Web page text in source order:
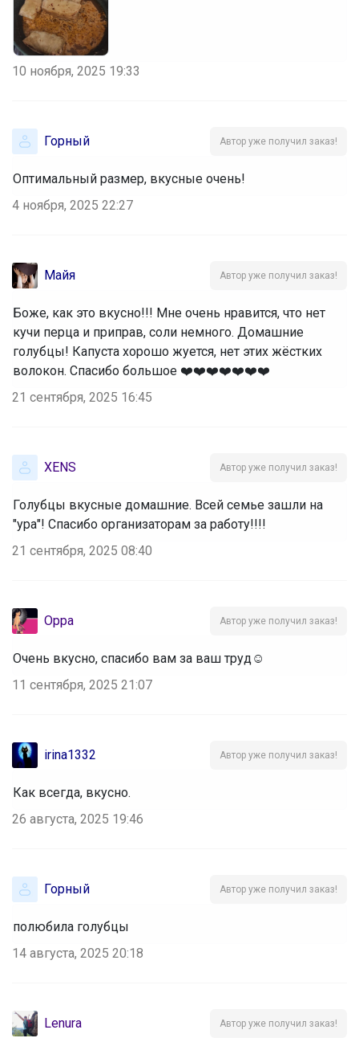
10 ноября, 2025 19:33
Горный Автор уже получил заказ!
Оптимальный размер, вкусные очень!
4 ноября, 2025 22:27
Майя Автор уже получил заказ!
Боже, как это вкусно!!! Мне очень нравится, что нет
кучи перца и приправ, соли немного. Домашние
голубцы! Капуста хорошо жуется, нет этих жёстких
волокон. Спасибо большое ❤️❤️❤️❤️❤️❤️❤️
21 сентября, 2025 16:45
XENS Автор уже получил заказ!
Голубцы вкусные домашние. Всей семье зашли на
"ура"! Спасибо организаторам за работу!!!!
21 сентября, 2025 08:40
Oppa Автор уже получил заказ!
Очень вкусно, спасибо вам за ваш труд☺
11 сентября, 2025 21:07
irina1332 Автор уже получил заказ!
Как всегда, вкусно.
26 августа, 2025 19:46
Горный Автор уже получил заказ!
полюбила голубцы
14 августа, 2025 20:18
Lenura Автор уже получил заказ!